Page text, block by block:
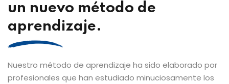
un nuevo método de
aprendizaje.
Nuestro método de aprendizaje ha sido elaborado por
profesionales que han estudiado minuciosamente los